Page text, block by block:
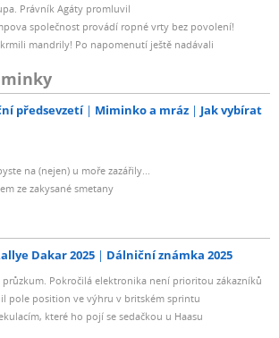
nejen úžasně minimalistický a
který přímo vychází z HiFi audio
Yamaha, ale také jednoduché
zpracovaných ovládacích
obsahuje bohatě
konstrukci jako v případě nejvyšších
dekodéru s diodami LED
snadnou a rychlou volbu
vlásečnicová povrchová
Právník Agáty promluvil
společnost provádí ropné vrty bez povolení!
mandrily! Po napomenutí ještě nadávali
předsevzetí Miminko a mráz
Jak vybírat
na (nejen) u moře zazářily...
ze zakysané smetany
Dakar 2025 Dálniční známka 2025
průzkum. Pokročilá elektronika není prioritou zákazníků
pole position ve výhru v britském sprintu
které ho pojí se sedačkou u Haasu